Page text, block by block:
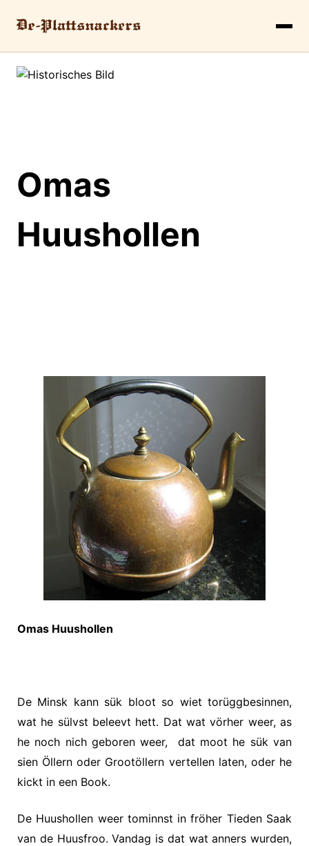
Omas
Huushollen
Omas Huushollen
De Minsk kann sük bloot so wiet torüggbesinnen,
wat he sülvst beleevt hett. Dat wat vörher weer, as
he noch nich geboren weer,
dat moot he sük van
sien Öllern oder Grootöllern vertellen laten, oder he
kickt in een Book.
De Huushollen weer tominnst in fröher Tieden Saak
van de Huusfroo. Vandag is dat wat anners wurden,